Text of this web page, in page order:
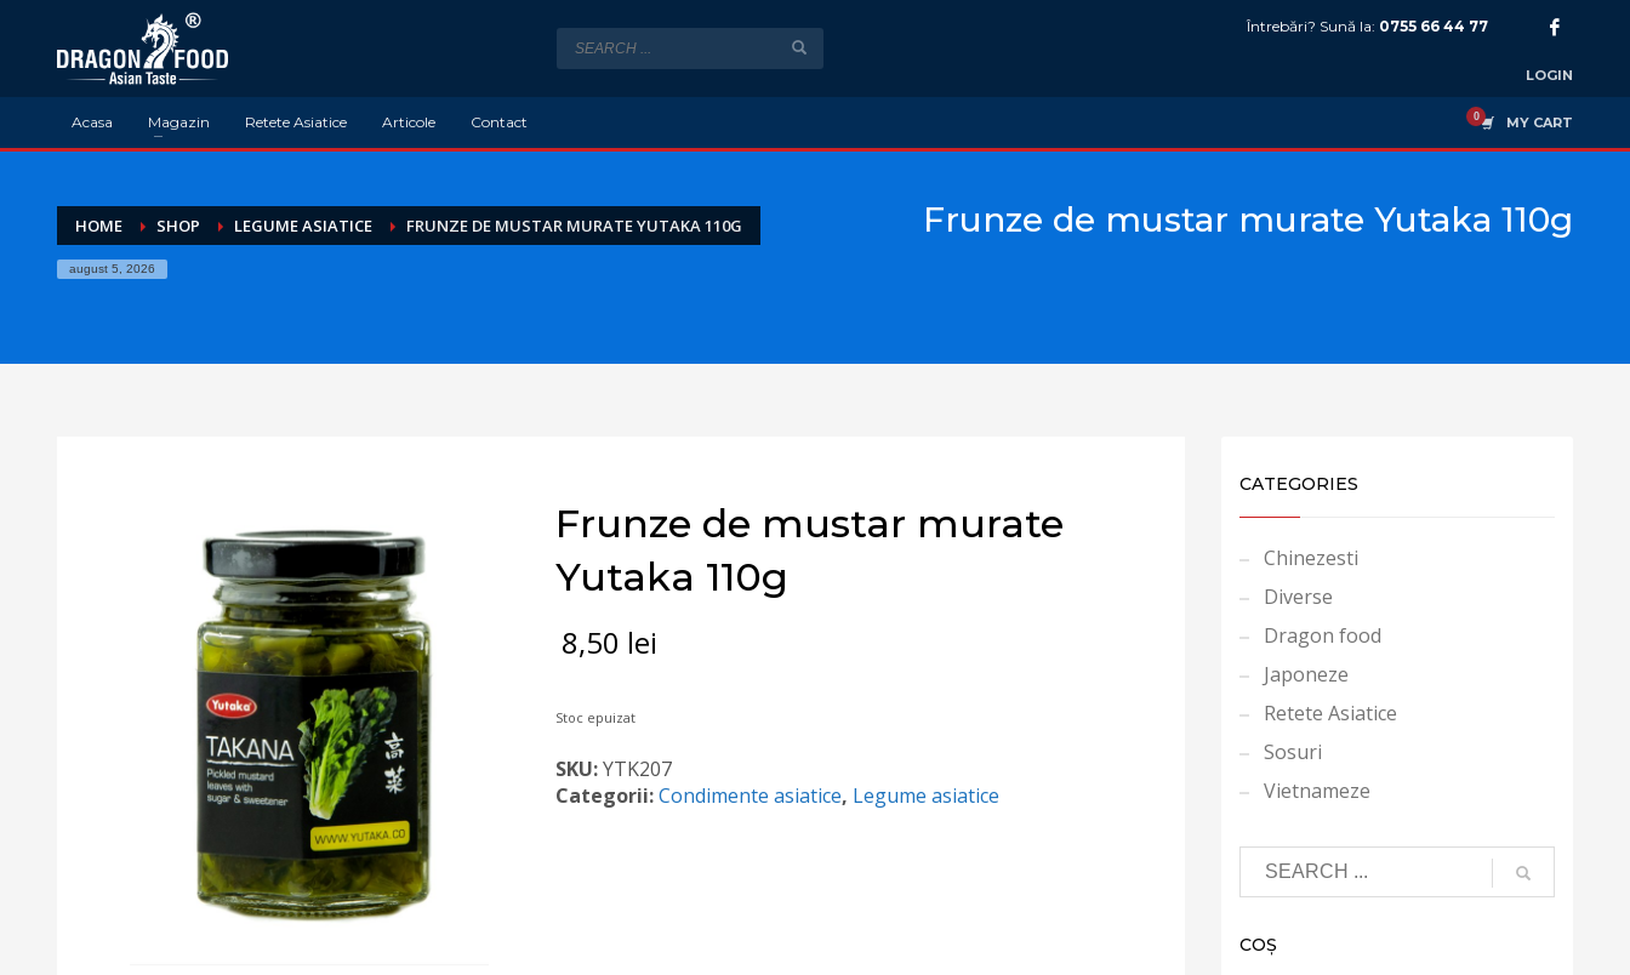
Întrebări? Sună la: 0755 66 44 77
LOGIN
Acasa Magazin Retete Asiatice Articole Contact MY CART
HOME SHOP LEGUME ASIATICE FRUNZE DE MUSTAR MURATE YUTAKA 110G
august 5, 2026
Frunze de mustar murate Yutaka 110g
Frunze de mustar murate
Yutaka 110g
8,50 lei
Stoc epuizat
SKU:YTK207
Categorii:Condimente asiatice, Legume asiatice
CATEGORIES
Chinezesti
Diverse
Dragon food
Japoneze
Retete Asiatice
Sosuri
Vietnameze
COȘ